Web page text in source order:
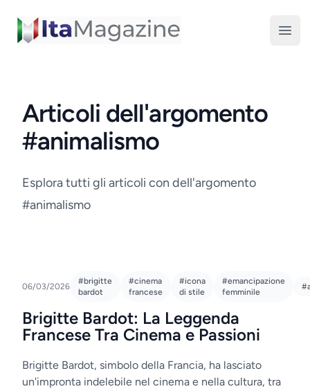
ItaMagazine
Articoli dell'argomento
#animalismo
Esplora tutti gli articoli con dell'argomento
#animalismo
06/03/2026
#brigitte
bardot
#cinema
francese
#icona
di stile
#emancipazione
femminile
Brigitte Bardot: La Leggenda
Francese Tra Cinema e Passioni
Brigitte Bardot, simbolo della Francia, ha lasciato
un'impronta indelebile nel cinema e nella cultura, tra